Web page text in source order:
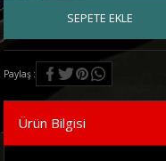
SEPETE EKLE
Paylaş
Ürün Bilgisi